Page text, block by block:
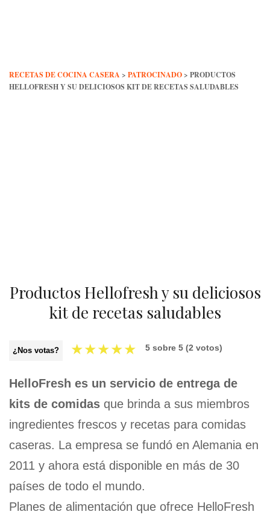
RECETAS DE COCINA CASERA > PATROCINADO> PRODUCTOS
HELLOFRESH Y SU DELICIOSOS KIT DE RECETAS SALUDABLES
Productos Hellofresh y su deliciosos
kit de recetas saludables
¿Nos votas? ★★★★★ 5 sobre 5 (2 votos)
HelloFresh es un servicio de entrega de
kits de comidas que brinda a sus miembros
ingredientes frescos y recetas para comidas
caseras. La empresa se fundó en Alemania en
2011 y ahora está disponible en más de 30
países de todo el mundo.
Planes de alimentación que ofrece HelloFresh